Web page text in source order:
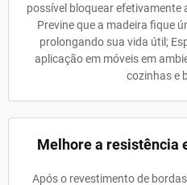
possível bloquear efetivamente
Previne que a madeira fique
prolongando sua vida útil;
aplicação em móveis em
cozinhas e
Melhore a resistência
Após o revestimento de